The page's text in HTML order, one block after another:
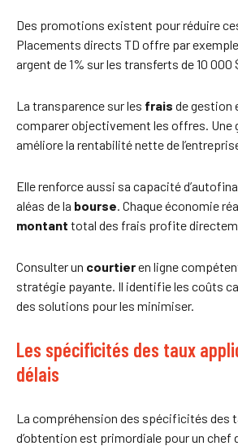
Des promotions existent pour réduire
Placements directs TD offre par
argent de 1% sur les transferts de 10 000
La transparence sur les frais de gestion
comparer objectivement les offres. Une
améliore la rentabilité nette de
Elle renforce aussi sa capacité
aléas de la bourse. Chaque économie
montant total des frais profite
Consulter un courtieren ligne
stratégie payante. Il identifie les coûts
des solutions pour les minimiser.
Les spécificités des taux
délais
La compréhension des spécificités des
d’obtention est primordiale pour un chef